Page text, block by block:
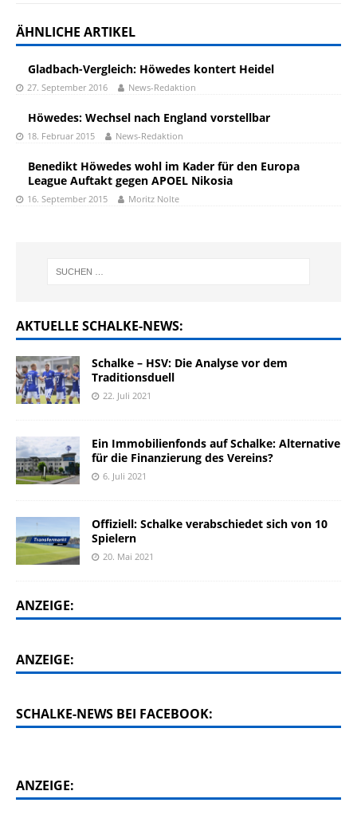
ÄHNLICHE ARTIKEL
Gladbach-Vergleich: Höwedes kontert Heidel
27. September 2016 News-Redaktion
Höwedes: Wechsel nach England vorstellbar
18. Februar 2015 News-Redaktion
Benedikt Höwedes wohl im Kader für den Europa
League Auftakt gegen APOEL Nikosia
16. September 2015 Moritz Nolte
AKTUELLE SCHALKE-NEWS:
Schalke – HSV: Die Analyse vor dem
Traditionsduell
22. Juli 2021
Ein Immobilienfonds auf Schalke: Alternative
für die Finanzierung des Vereins?
6. Juli 2021
Offiziell: Schalke verabschiedet sich von 10
Spielern
20. Mai 2021
ANZEIGE:
ANZEIGE:
SCHALKE-NEWS BEI FACEBOOK:
ANZEIGE: